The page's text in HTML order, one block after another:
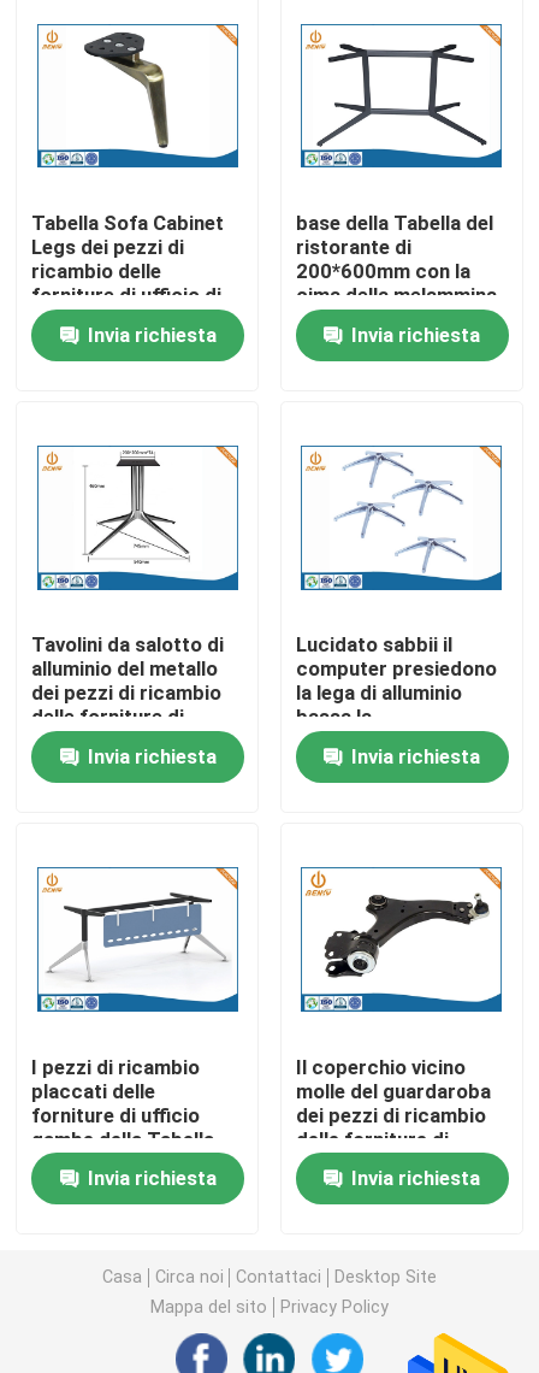
Prodotti
Chi siamo
Fatory Tour
Contattaci
notizie
L'alluminio la pressofusione
Pezzi di ricambio di EV
Parti di giro di CNC
Parti di fresatura di CNC
Parti di plastica su ordinazione dell'iniezione
Stampaggi ad iniezione di plastica
la muffa della pressofusione
I ricambi auto della pressofusione
Tabella Sofa Cabinet
Legs dei pezzi di
ricambio delle
forniture di ufficio di
iso TS16949
Invia richiesta
base della Tabella del
ristorante di
200*600mm con la
cima della melammina
di 1200*700mm
Invia richiesta
Tavolini da salotto di
alluminio del metallo
dei pezzi di ricambio
delle forniture di
ufficio ADC12
dell'OEMInvia richiesta
Lucidato sabbii il
computer presiedono
la lega di alluminio
bassa la
pressofusione
Invia richiesta
I pezzi di ricambio
placcati delle
forniture di ufficio
gambe della Tabella
della pressofusione
Invia richiesta
Il coperchio vicino
molle del guardaroba
dei pezzi di ricambio
delle forniture di
ufficio della
pressofusione
Invia richiesta
Casa Circa noi Contattaci
Desktop Site
Mappa del sito
Privacy Policy